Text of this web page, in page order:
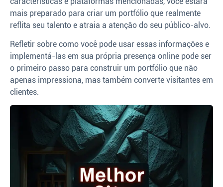
mais preparado para criar um portfólio que realmente
reflita seu talento e atraia a atenção do seu público-alvo.
Refletir sobre como você pode usar essas informações e
implementá-las em sua própria presença online pode ser
o primeiro passo para construir um portfólio que não
apenas impressiona, mas também converte visitantes em
clientes.